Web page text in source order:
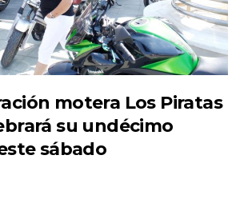
motera Los Piratas
su undécimo
sábado